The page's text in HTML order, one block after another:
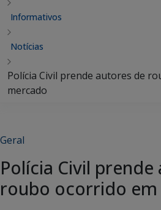
Informativos
Notícias
Polícia Civil prende autores de
mercado
Geral
Polícia Civil
roubo ocorrido